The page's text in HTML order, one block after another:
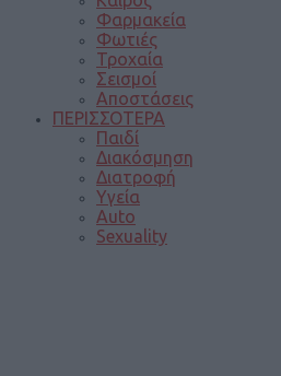
Φαρμακεία
Φωτιές
Τροχαία
Σεισμοί
Αποστάσεις
ΠΕΡΙΣΣΟΤΕΡΑ
Παιδί
Διακόσμηση
Διατροφή
Υγεία
Auto
Sexuality